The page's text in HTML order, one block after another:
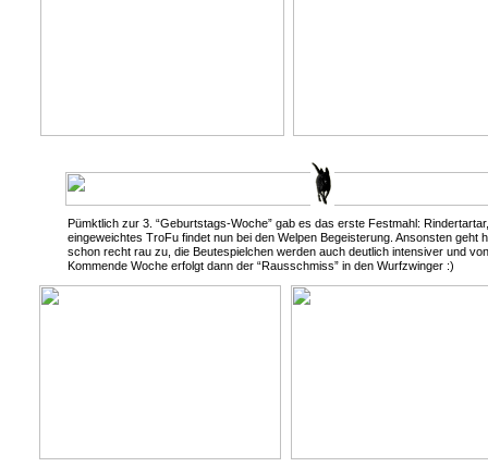
Pümktlich zur 3. “Geburtstags-Woche” gab es das erste Festmahl:
eingeweichtes TroFu findet nun bei den Welpen Begeisterung. Ansonsten geht
schon recht rau zu, die Beutespielchen werden auch deutlich intensiver und
Kommende Woche erfolgt dann der “Rausschmiss” in den Wurfzwinger :)